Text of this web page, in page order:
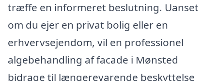
træffe en informeret beslutning. Uanset
om du ejer en privat bolig eller en
erhvervsejendom, vil en professionel
algebehandling af facade i Mønsted
bidrage til længerevarende beskyttelse